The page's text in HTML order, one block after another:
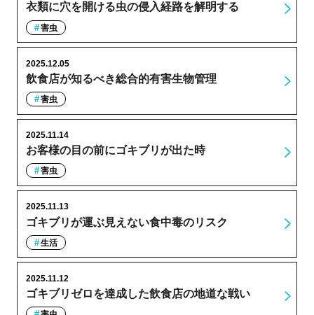
衣類に穴を開ける虫の侵入経路を解明する
害虫
飲食店が知るべき総合的有害生物管理
2025.12.05
害虫
お客様の目の前にゴキブリが出た時
2025.11.14
害虫
ゴキブリが運ぶ見えない食中毒のリスク
2025.11.13
生活
ゴキブリゼロを達成した飲食店の地道な戦い
2025.11.12